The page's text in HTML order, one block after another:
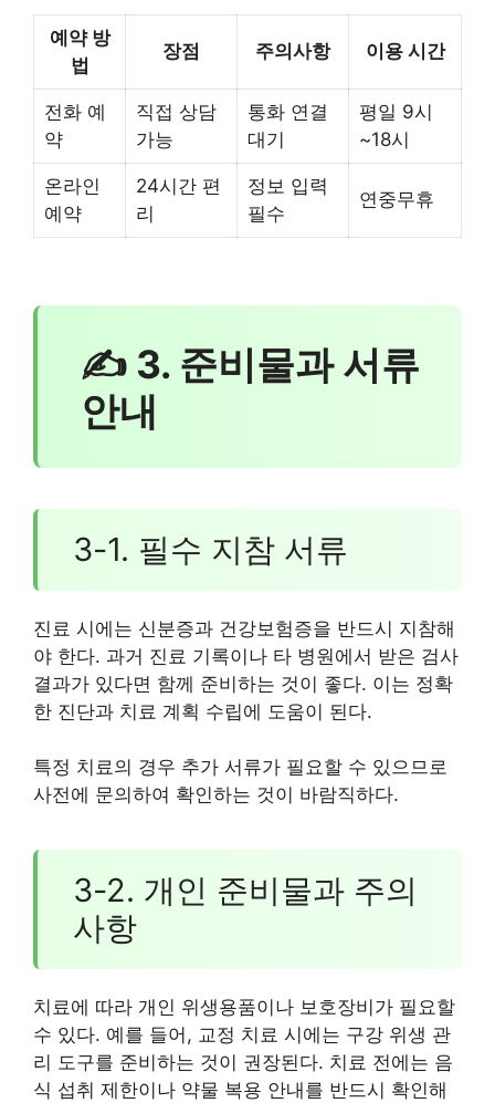
예약 방
법
장점 주의사항 이용 시간
전화 예
약
직접 상담
가능
통화 연결
대기
평일 9시
~18시
온라인
예약
24시간 편
리
정보 입력
필수
연중무휴
✍ 3. 준비물과 서류
안내
3-1. 필수 지참 서류
진료 시에는 신분증과 건강보험증을 반드시 지참해
야 한다. 과거 진료 기록이나 타 병원에서 받은 검사
결과가 있다면 함께 준비하는 것이 좋다. 이는 정확
한 진단과 치료 계획 수립에 도움이 된다.
특정 치료의 경우 추가 서류가 필요할 수 있으므로
사전에 문의하여 확인하는 것이 바람직하다.
3-2. 개인 준비물과 주의
사항
치료에 따라 개인 위생용품이나 보호장비가 필요할
수 있다. 예를 들어, 교정 치료 시에는 구강 위생 관
리 도구를 준비하는 것이 권장된다. 치료 전에는 음
식 섭취 제한이나 약물 복용 안내를 반드시 확인해